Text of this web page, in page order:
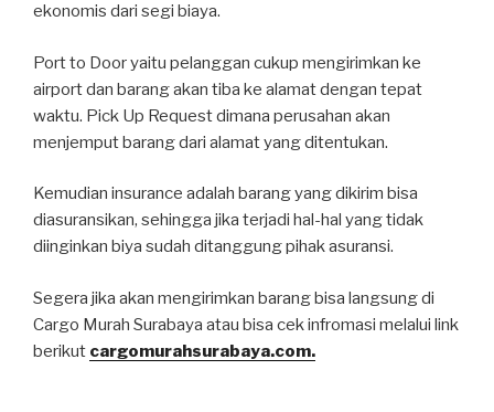
ekonomis dari segi biaya.
Port to Door yaitu pelanggan cukup mengirimkan ke
airport dan barang akan tiba ke alamat dengan tepat
waktu. Pick Up Request dimana perusahan akan
menjemput barang dari alamat yang ditentukan.
Kemudian insurance adalah barang yang dikirim bisa
diasuransikan, sehingga jika terjadi hal-hal yang tidak
diinginkan biya sudah ditanggung pihak asuransi.
Segera jika akan mengirimkan barang bisa langsung di
Cargo Murah Surabaya atau bisa cek infromasi melalui link
berikut cargomurahsurabaya.com.